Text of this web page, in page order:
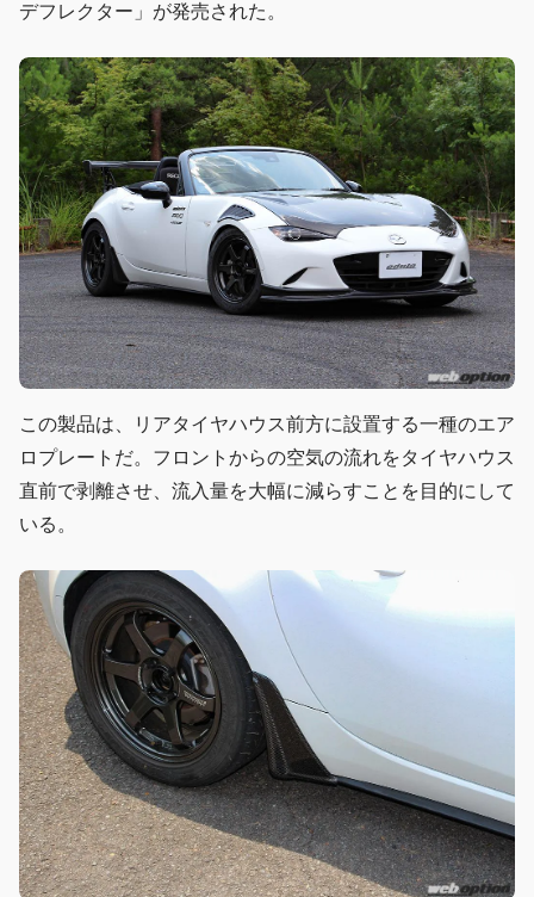
デフレクター」が発売された。
この製品は、リアタイヤハウス前方に設置する一種のエア
ロプレートだ。フロントからの空気の流れをタイヤハウス
直前で剥離させ、流入量を大幅に減らすことを目的にして
いる。